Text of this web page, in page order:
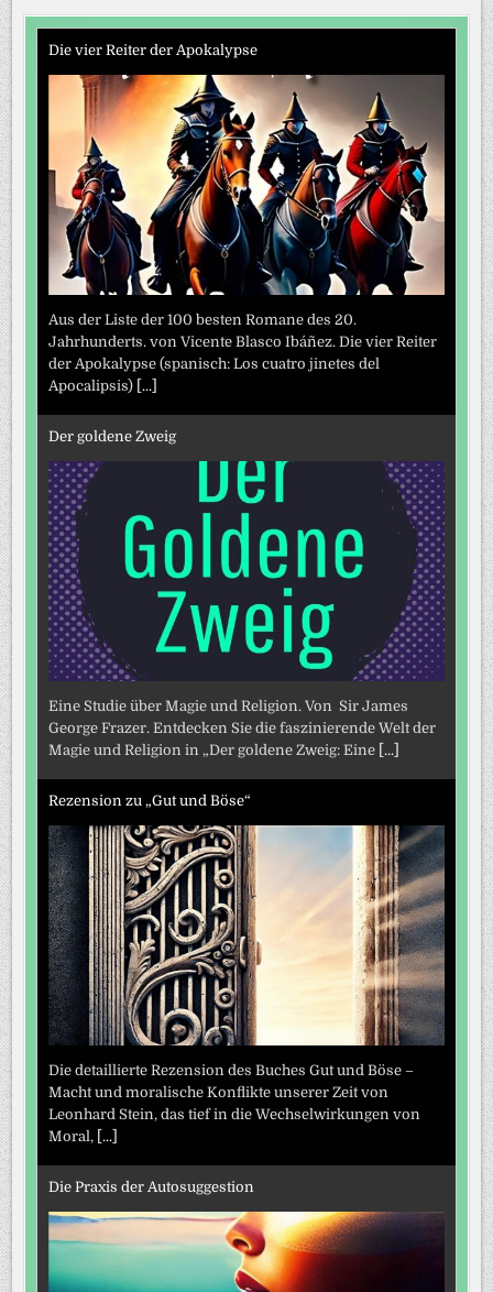
Die vier Reiter der Apokalypse
Aus der Liste der 100 besten Romane des 20.
Jahrhunderts. von Vicente Blasco Ibáñez. Die vier Reiter
der Apokalypse (spanisch: Los cuatro jinetes del
Apocalipsis) [...]
Der goldene Zweig
Eine Studie über Magie und Religion. Von Sir James
George Frazer. Entdecken Sie die faszinierende Welt der
Magie und Religion in „Der goldene Zweig: Eine [...]
Rezension zu „Gut und Böse“
Die detaillierte Rezension des Buches Gut und Böse –
Macht und moralische Konflikte unserer Zeit von
Leonhard Stein, das tief in die Wechselwirkungen von
Moral,
[...]
Die Praxis der Autosuggestion